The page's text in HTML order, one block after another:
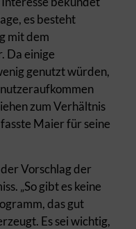
es besteht
mit dem
Da einige
genutzt würden,
zum Verhältnis
Maier für seine
Vorschlag der
„So gibt es keine
das gut
Es sei wichtig,